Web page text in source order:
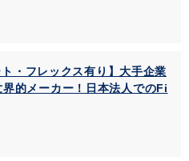
・フレックス有り】大手企業
的メーカー！日本法人でのFi